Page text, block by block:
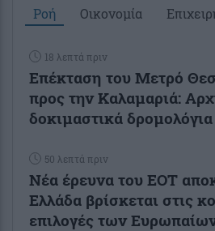
Ροή Οικονομία
18 λεπτά πριν
Επέκταση του Μετρό
προς την Καλαμαριά:
δοκιμαστικά δρομολόγια
50 λεπτά πριν
Νέα έρευνα του ΕΟΤ
Ελλάδα βρίσκεται στις
επιλογές των